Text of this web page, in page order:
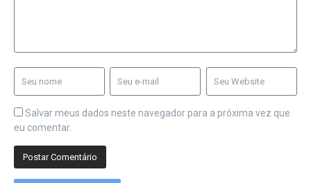
Salvar meus dados neste navegador para a próxima vez que
eu comentar.